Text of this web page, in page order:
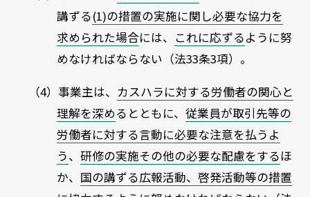
講ずる(1)の措置の実施に関し必要な協力を
求められた場合には、 これに応ずるように努
めなければならない（法33条3項）。
（4）事業主は、 カスハラに対する労働者の関心と
理解を深めるとともに、従業員が取引先等の
労働者に対する言動に必要な注意を払うよ
う、研修の実施その他の必要な配慮をするほ
か、 国の講ずる広報活動、啓発活動等の措置